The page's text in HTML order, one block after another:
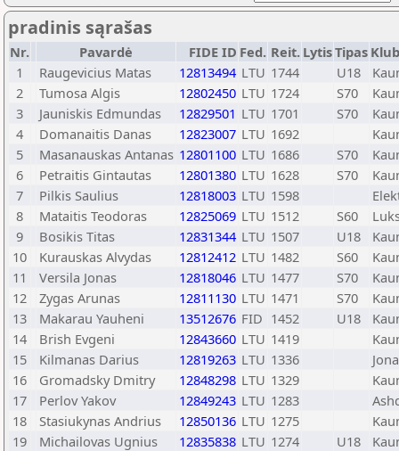
pradinis sąrašas
Nr. Pavardė FIDE ID Fed. Reit. LytisTipas
1
Raugevicius Matas 12813494 LTU 1744 U18
2
Tumosa Algis 12802450 LTU 1724 S70
3
Jauniskis Edmundas 12829501 LTU 1701 S70
4
Domanaitis Danas 12823007 LTU 1692
5
Masanauskas Antanas 12801100 LTU 1686 S70
6
Petraitis Gintautas 12801380 LTU 1628 S70
7
Pilkis Saulius 12818003 LTU 1598
8
Mataitis Teodoras 12825069 LTU 1512 S60
9
Bosikis Titas 12831344 LTU 1507 U18
10
Kurauskas Alvydas 12812412 LTU 1482 S60
11
Versila Jonas 12818046 LTU 1477 S70
12
Zygas Arunas 12811130 LTU 1471 S70
13
Makarau Yauheni 13512676 FID 1452 U18
14
Brish Evgeni 12843660 LTU 1419
15
Kilmanas Darius 12819263 LTU 1336
16
Gromadsky Dmitry 12848298 LTU 1329
17
Perlov Yakov 12849243 LTU 1283
18
Stasiukynas Andrius 12850136 LTU 1275
19
Michailovas Ugnius 12835838 LTU 1274 U18